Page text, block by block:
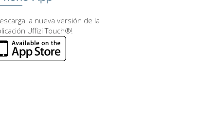
la nueva versión de la
Uffizi Touch®!